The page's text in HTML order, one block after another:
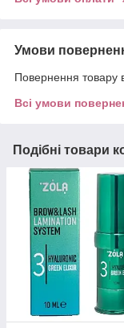
Умови
Повернення товару
Всі умови
Подібні товари